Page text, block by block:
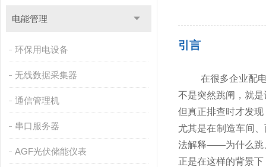
电能管理
环保用电设备
无线数据采集器
通信管理机
串口服务器
AGF光伏储能仪表
引言
在很多企业配
不是突然跳闸，就
但真正排查时才发
尤其是在制造车间
法解释——为什么跳
正是在这样的背景